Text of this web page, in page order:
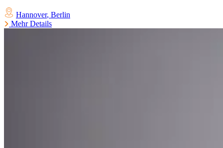
Hannover, Berlin
Mehr Details